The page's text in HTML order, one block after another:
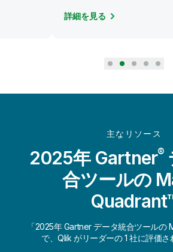
詳細を見る
主なリソース
2025年 Gartner®
合ツールの
「2025年 Gartner データ統合ツールの
で、Qlik がリーダーの 1 社に評価さ